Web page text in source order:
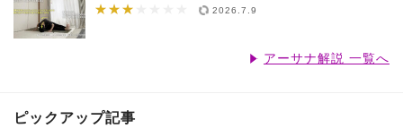
★★★
★★★★★★★ 2026.7.9
アーサナ解説 一覧へ
ピックアップ記事